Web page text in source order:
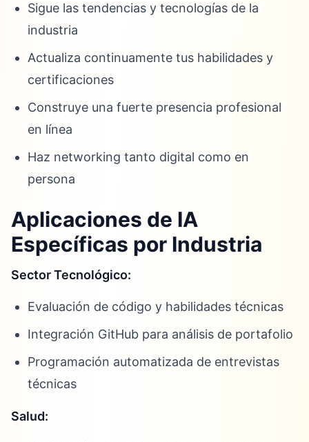
Sigue las tendencias y tecnologías de la
industria
Actualiza continuamente tus habilidades y
certificaciones
Construye una fuerte presencia profesional
en línea
Haz networking tanto digital como en
persona
Aplicaciones de IA
Específicas por Industria
Sector Tecnológico:
Evaluación de código y habilidades técnicas
Integración GitHub para análisis de portafolio
Programación automatizada de entrevistas
técnicas
Salud: